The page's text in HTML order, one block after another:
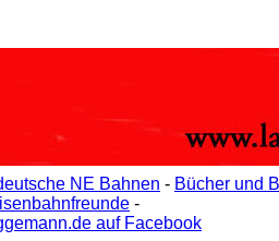
NE Bahnen - Bücher und
-
auf Facebook